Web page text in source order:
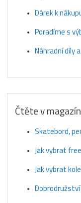
Dárek k
Poradíme s
Náhradní díly
Čtěte v
Skatebord,
Jak vybrat
Jak vybrat